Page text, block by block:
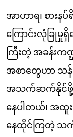
အာဟာရ၊ စားန
ကြောင်းလုံခြု
ကြီးတဲ့ အခန်းက
အစာတွေဟာ သန်း
အသက်ဆက်နိုင်ဖို့
နေပါတယ်၊ အထူ
နေထိုင်ကြတဲ့ သ